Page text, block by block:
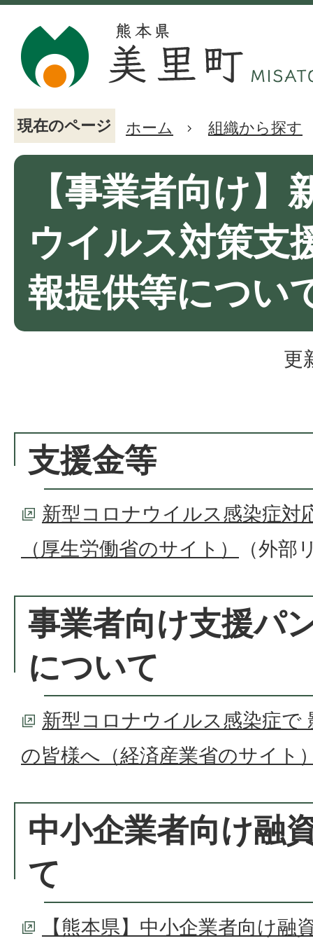
現在のページ ホーム 組織から探す
【事業者向け】
ウイルス対策支
報提供等につい
更
支援金等
新型コロナウイルス感染症対
（厚生労働省のサイト）
（外部
事業者向け支援パ
について
新型コロナウイルス感染症で
の皆様へ（経済産業省のサイト
中小企業者向け融
て
【熊本県】中小企業者向け融